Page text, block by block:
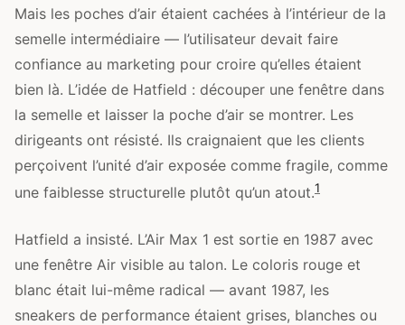
Mais les poches d’air étaient cachées à l’intérieur de la
semelle intermédiaire — l’utilisateur devait faire
confiance au marketing pour croire qu’elles étaient
bien là. L’idée de Hatfield : découper une fenêtre dans
la semelle et laisser la poche d’air se montrer. Les
dirigeants ont résisté. Ils craignaient que les clients
perçoivent l’unité d’air exposée comme fragile, comme
une faiblesse structurelle plutôt qu’un atout.1
Hatfield a insisté. L’Air Max 1 est sortie en 1987 avec
une fenêtre Air visible au talon. Le coloris rouge et
blanc était lui-même radical — avant 1987, les
sneakers de performance étaient grises, blanches ou